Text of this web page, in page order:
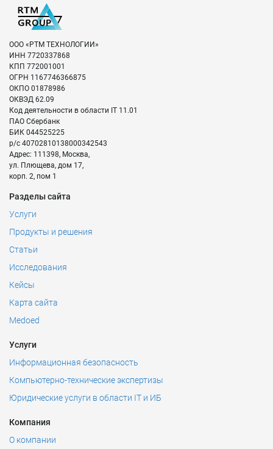
ООО «РТМ ТЕХНОЛОГИИ»
ИНН 7720337868
КПП 772001001
ОГРН 1167746366875
ОКПО 01878986
ОКВЭД 62.09
Код деятельности в области IT 11.01
ПАО Сбербанк
БИК 044525225
р/с 40702810138000342543
Адрес: 111398, Москва,
ул. Плющева, дом 17,
корп. 2, пом 1
Разделы сайта
Услуги
Продукты и решения
Статьи
Исследования
Кейсы
Карта сайта
Medoed
Услуги
Информационная безопасность
Компьютерно-технические экспертизы
Юридические услуги в области IT и ИБ
Компания
О компании